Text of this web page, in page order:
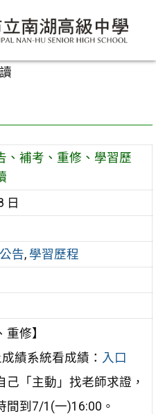
、補考、重修、學習歷
日
告, 學習歷程
重修】
績系統看成績： 入口
己「主動」找老師求證，
間到7/1(一)16:00。